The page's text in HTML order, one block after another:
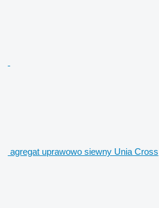
agregat uprawowo siewny Unia Cross